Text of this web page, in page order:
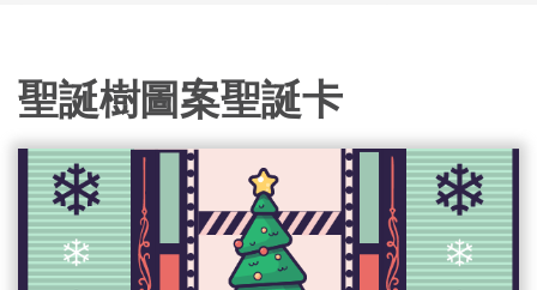
聖誕樹圖案聖誕卡